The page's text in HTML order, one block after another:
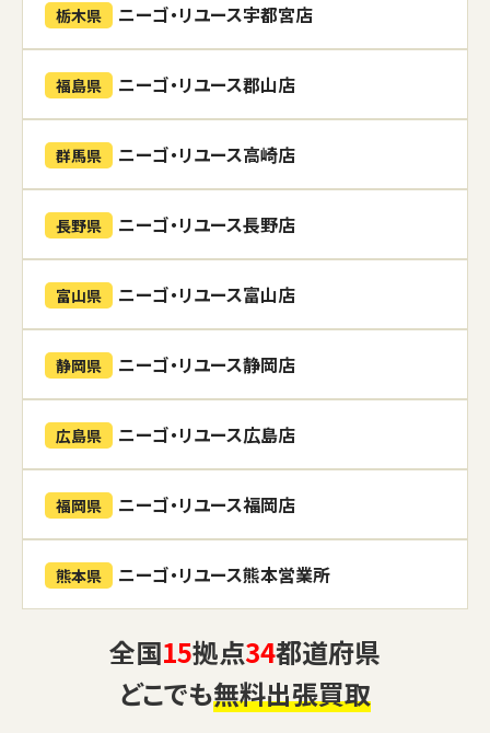
栃木県 ニーゴ・リユース宇都宮店
福島県 ニーゴ・リユース郡山店
群馬県 ニーゴ・リユース高崎店
長野県 ニーゴ・リユース長野店
富山県 ニーゴ・リユース富山店
静岡県 ニーゴ・リユース静岡店
広島県 ニーゴ・リユース広島店
福岡県 ニーゴ・リユース福岡店
熊本県 ニーゴ・リユース熊本営業所
全国15拠点34都道府県
どこでも無料出張買取